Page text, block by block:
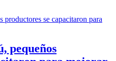
pequeños